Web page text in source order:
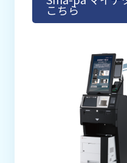
こちら